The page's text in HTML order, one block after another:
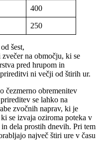
400
250
šest,
na območju, ki se
pred hrupom in
ni večji od štirih ur.
čezmerno obremenitev
se lahko na
zvočnih naprav, ki je
se izvaja oziroma poteka v
dela prostih dnevih. Pri tem
največ štiri ure v času